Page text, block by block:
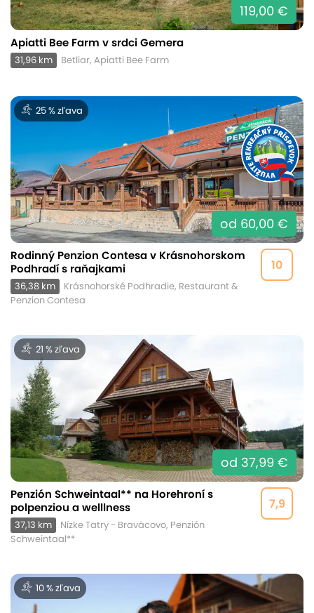
119,00 €
Apiatti Bee Farm v srdci Gemera
31,96 km Betliar, Apiatti Bee Farm
25 % zľava
od 60,00 €
10
Rodinný Penzion Contesa v Krásnohorskom
Podhradí s raňajkami
36,38 km
Krásnohorské Podhradie, Restaurant &
Penzion Contesa
21 % zľava
od 37,99 €
7,9
Penzión Schweintaal** na Horehroní s
polpenziou a welllness
37,13 km
Nízke Tatry - Braväcovo, Penzión
Schweintaal**
10 % zľava